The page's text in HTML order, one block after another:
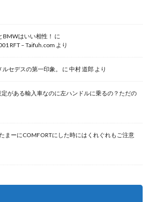
BMWはいい相性！ に
RFT – Taifuh.com より
セデスの第一印象。 に 中村 道郎 より
がある輸入車なのに左ハンドルに乗るの？ただの
まーにCOMFORTにした時にはくれぐれもご注意